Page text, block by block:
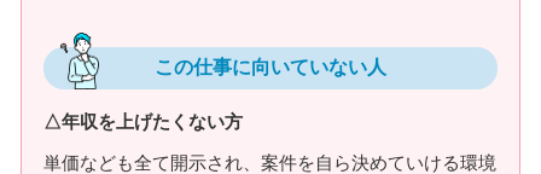
この仕事に向いていない人
△年収を上げたくない方
単価なども全て開示され、案件を自ら決めていける環境